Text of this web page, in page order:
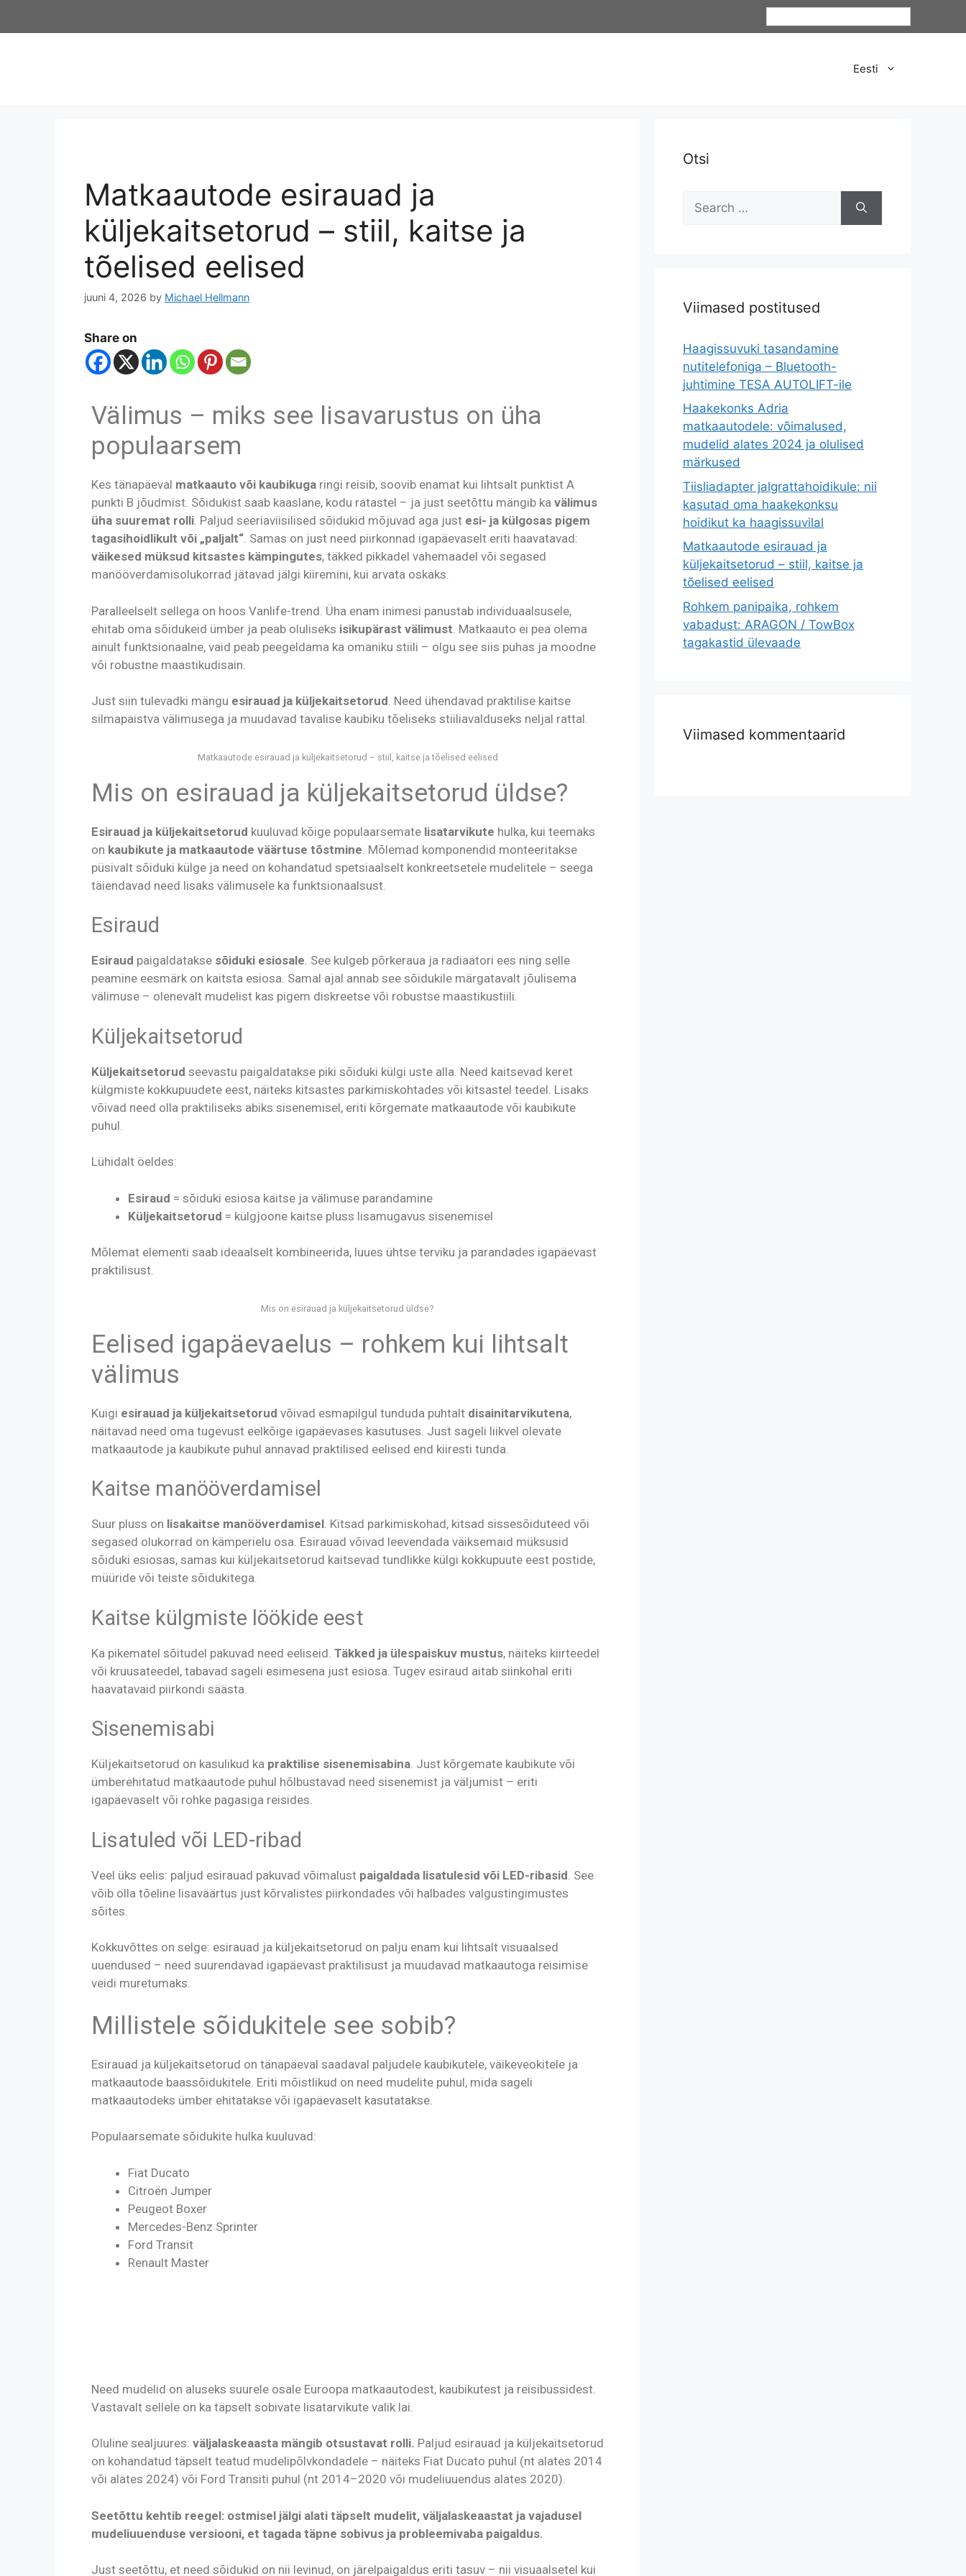
Eesti
Matkaautode esirauad ja
küljekaitsetorud – stiil, kaitse ja
tõelised eelised
juuni 4, 2026 by Michael Hellmann
Share on
Välimus – miks see lisavarustus on üha
populaarsem
Kes tänapäeval matkaauto või kaubikuga ringi reisib, soovib enamat kui lihtsalt punktist A
punkti B jõudmist. Sõidukist saab kaaslane, kodu ratastel – ja just seetõttu mängib ka välimus
üha suuremat rolli. Paljud seeriaviisilised sõidukid mõjuvad aga just esi- ja külgosas pigem
tagasihoidlikult või „paljalt“. Samas on just need piirkonnad igapäevaselt eriti haavatavad:
väikesed müksud kitsastes kämpingutes, täkked pikkadel vahemaadel või segased
manööverdamisolukorrad jätavad jälgi kiiremini, kui arvata oskaks.
Paralleelselt sellega on hoos Vanlife-trend. Üha enam inimesi panustab individuaalsusele,
ehitab oma sõidukeid ümber ja peab oluliseks isikupärast välimust . Matkaauto ei pea olema
ainult funktsionaalne, vaid peab peegeldama ka omaniku stiili – olgu see siis puhas ja moodne
või robustne maastikudisain.
Just siin tulevadki mängu esirauad ja küljekaitsetorud. Need ühendavad praktilise kaitse
silmapaistva välimusega ja muudavad tavalise kaubiku tõeliseks stiiliavalduseks neljal rattal.
Matkaautode esirauad ja küljekaitsetorud – stiil, kaitse ja tõelised eelised
Mis on esirauad ja küljekaitsetorud üldse?
Esirauad ja küljekaitsetorud kuuluvad kõige populaarsemate lisatarvikute hulka, kui teemaks
on kaubikute ja matkaautode väärtuse tõstmine . Mõlemad komponendid monteeritakse
püsivalt sõiduki külge ja need on kohandatud spetsiaalselt konkreetsetele mudelitele – seega
täiendavad need lisaks välimusele ka funktsionaalsust.
Esiraud
Esiraud paigaldatakse sõiduki esiosale. See kulgeb põrkeraua ja radiaatori ees ning selle
peamine eesmärk on kaitsta esiosa. Samal ajal annab see sõidukile märgatavalt jõulisema
välimuse – olenevalt mudelist kas pigem diskreetse või robustse maastikustiili.
Küljekaitsetorud
Küljekaitsetorud seevastu paigaldatakse piki sõiduki külgi uste alla. Need kaitsevad keret
külgmiste kokkupuudete eest, näiteks kitsastes parkimiskohtades või kitsastel teedel. Lisaks
võivad need olla praktiliseks abiks sisenemisel, eriti kõrgemate matkaautode või kaubikute
puhul.
Lühidalt öeldes:
Esiraud = sõiduki esiosa kaitse ja välimuse parandamine
Küljekaitsetorud = külgjoone kaitse pluss lisamugavus sisenemisel
Mõlemat elementi saab ideaalselt kombineerida, luues ühtse terviku ja parandades igapäevast
praktilisust.
Mis on esirauad ja küljekaitsetorud üldse?
Eelised igapäevaelus – rohkem kui lihtsalt
välimus
Kuigi esirauad ja küljekaitsetorud võivad esmapilgul tunduda puhtalt disainitarvikutena,
näitavad need oma tugevust eelkõige igapäevases kasutuses. Just sageli liikvel olevate
matkaautode ja kaubikute puhul annavad praktilised eelised end kiiresti tunda.
Kaitse manööverdamisel
Suur pluss on lisakaitse manööverdamisel. Kitsad parkimiskohad, kitsad sissesõiduteed või
segased olukorrad on kämperielu osa. Esirauad võivad leevendada väiksemaid müksusid
sõiduki esiosas, samas kui küljekaitsetorud kaitsevad tundlikke külgi kokkupuute eest postide,
müüride või teiste sõidukitega.
Kaitse külgmiste löökide eest
Ka pikematel sõitudel pakuvad need eeliseid. Täkked ja ülespaiskuv mustus, näiteks kiirteedel
või kruusateedel, tabavad sageli esimesena just esiosa. Tugev esiraud aitab siinkohal eriti
haavatavaid piirkondi säästa.
Sisenemisabi
Küljekaitsetorud on kasulikud ka praktilise sisenemisabina. Just kõrgemate kaubikute või
ümberehitatud matkaautode puhul hõlbustavad need sisenemist ja väljumist – eriti
igapäevaselt või rohke pagasiga reisides.
Lisatuled või LED-ribad
Veel üks eelis: paljud esirauad pakuvad võimalust paigaldada lisatulesid või LED-ribasid . See
võib olla tõeline lisaväärtus just kõrvalistes piirkondades või halbades valgustingimustes
sõites.
Kokkuvõttes on selge: esirauad ja küljekaitsetorud on palju enam kui lihtsalt visuaalsed
uuendused – need suurendavad igapäevast praktilisust ja muudavad matkaautoga reisimise
veidi muretumaks.
Millistele sõidukitele see sobib?
Esirauad ja küljekaitsetorud on tänapäeval saadaval paljudele kaubikutele, väikeveokitele ja
matkaautode baassõidukitele. Eriti mõistlikud on need mudelite puhul, mida sageli
matkaautodeks ümber ehitatakse või igapäevaselt kasutatakse.
Populaarsemate sõidukite hulka kuuluvad:
Fiat Ducato
Citroën Jumper
Peugeot Boxer
Mercedes-Benz Sprinter
Ford Transit
Renault Master
Need mudelid on aluseks suurele osale Euroopa matkaautodest, kaubikutest ja reisibussidest.
Vastavalt sellele on ka täpselt sobivate lisatarvikute valik lai.
Oluline sealjuures: väljalaskeaasta mängib otsustavat rolli. Paljud esirauad ja küljekaitsetorud
on kohandatud täpselt teatud mudelipõlvkondadele – näiteks Fiat Ducato puhul (nt alates 2014
või alates 2024) või Ford Transiti puhul (nt 2014–2020 või mudeliuuendus alates 2020).
Seetõttu kehtib reegel: ostmisel jälgi alati täpselt mudelit, väljalaskeaastat ja vajadusel
mudeliuuenduse versiooni, et tagada täpne sobivus ja probleemivaba paigaldus.
Just seetõttu, et need sõidukid on nii levinud, on järelpaigaldus eriti tasuv – nii visuaalsetel kui
Otsi
Viimased postitused
Haagissuvuki tasandamine
nutitelefoniga – Bluetooth-
juhtimine TESA AUTOLIFT-ile
Haakekonks Adria
matkaautodele: võimalused,
mudelid alates 2024 ja olulised
märkused
Tiisliadapter jalgrattahoidikule: nii
kasutad oma haakekonksu
hoidikut ka haagissuvilal
Matkaautode esirauad ja
küljekaitsetorud – stiil, kaitse ja
tõelised eelised
Rohkem panipaika, rohkem
vabadust: ARAGON / TowBox
tagakastid ülevaade
Viimased kommentaarid